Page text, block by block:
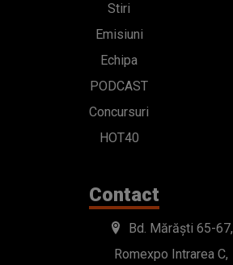
Stiri
Emisiuni
Echipa
PODCAST
Concursuri
HOT40
Contact
Bd. Mărăști 65-67,
Romexpo Intrarea C,